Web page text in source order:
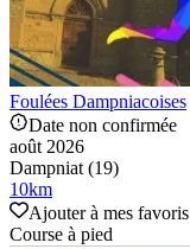
Foulées Dampniacoises
Date non confirmée
août 2026
Dampniat (19)
10km
Ajouter à mes favoris
Course à pied